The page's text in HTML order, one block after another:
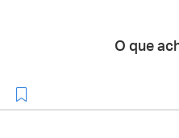
O que